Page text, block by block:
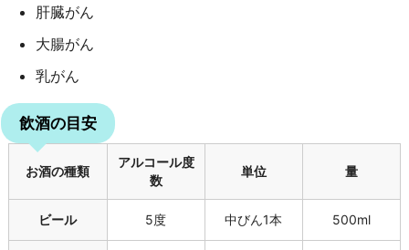
肝臓がん
大腸がん
乳がん
飲酒の目安
お酒の種類
アルコール度
数
単位 量
ビール 5度 中びん1本 500ml